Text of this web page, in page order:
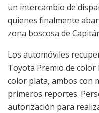
un intercambio de
quienes finalmente
zona boscosa de
Los automóviles
Toyota Premio de
color plata, ambos con
primeros reportes.
autorización para